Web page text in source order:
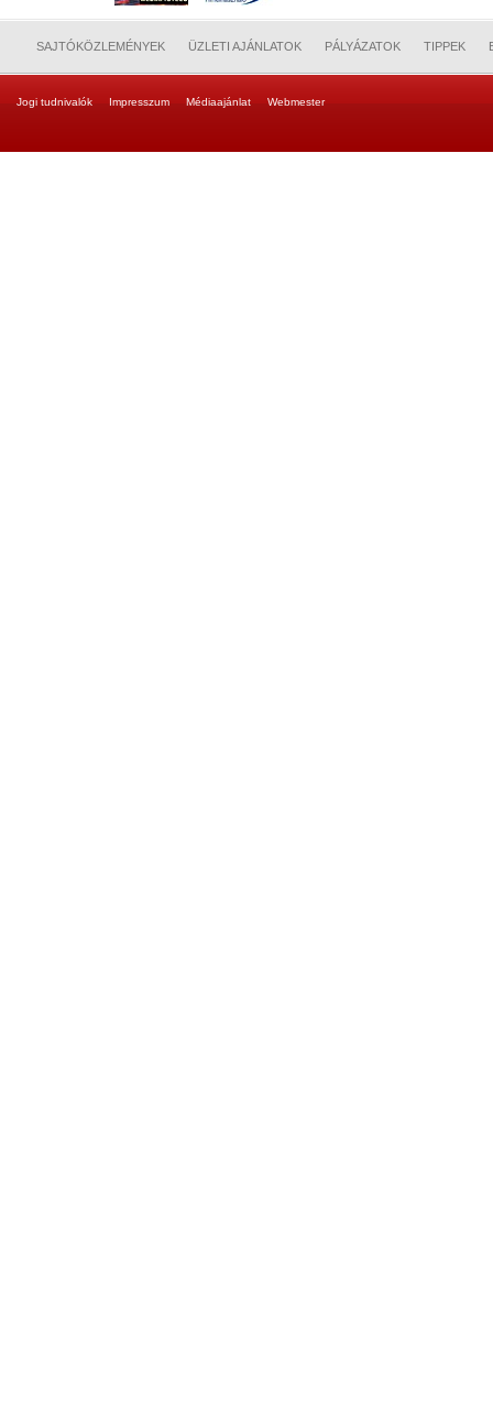
SAJTÓKÖZLEMÉNYEK ÜZLETI AJÁNLATOK PÁLYÁZATOK TIPPEK
Jogi tudnivalók Impresszum Médiaajánlat Webmester